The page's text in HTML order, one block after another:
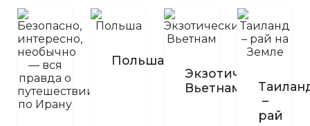
Польша
Экзотический
Вьетнам
–
рай